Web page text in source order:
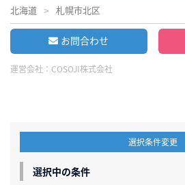
北海道 札幌市北区
お問合わせ
運営会社： COSOJI株式会社
選択条件変更
選択中の条件